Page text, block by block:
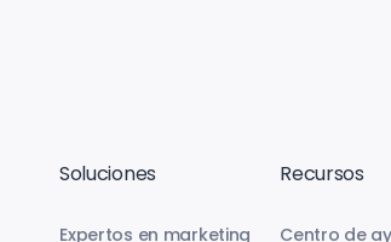
Soluciones
Expertos en marketing
Recursos
Centro de